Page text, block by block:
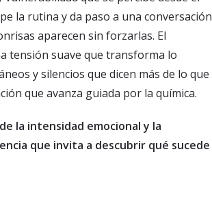
la rutina y da paso a una conversación
aparecen sin forzarlas. El
tensión suave que transforma lo
y silencios que dicen más de lo que
que avanza guiada por la química.
la intensidad emocional y la
que invita a descubrir qué sucede